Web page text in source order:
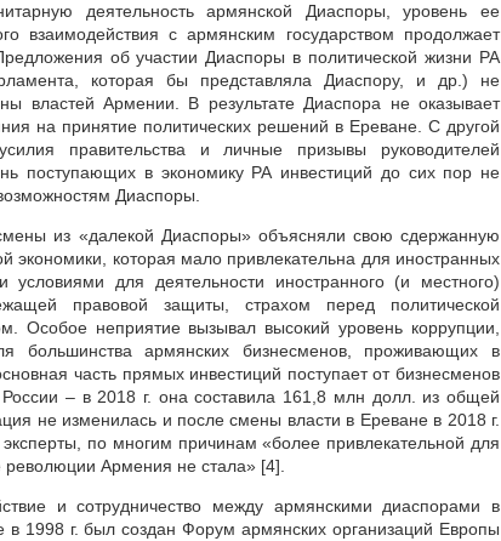
деятельность армянской Диаспоры, уровень ее
взаимодействия с армянским государством продолжает
об участии Диаспоры в политической жизни РА
которая бы представляла Диаспору, и др.) не
властей Армении. В результате Диаспора не оказывает
на принятие политических решений в Ереване. С другой
правительства и личные призывы руководителей
поступающих в экономику РА инвестиций до сих пор не
Диаспоры.
из «далекой Диаспоры» объясняли свою сдержанную
экономики, которая мало привлекательна для иностранных
условиями для деятельности иностранного (и местного)
правовой защиты, страхом перед политической
Особое неприятие вызывал высокий уровень коррупции,
большинства армянских бизнесменов, проживающих в
часть прямых инвестиций поступает от бизнесменов
– в 2018 г. она составила 161,8 млн долл. из общей
не изменилась и после смены власти в Ереване в 2018 г.
по многим причинам «более привлекательной для
революции Армения не стала» [4].
и сотрудничество между армянскими диаспорами в
1998 г. был создан Форум армянских организаций Европы